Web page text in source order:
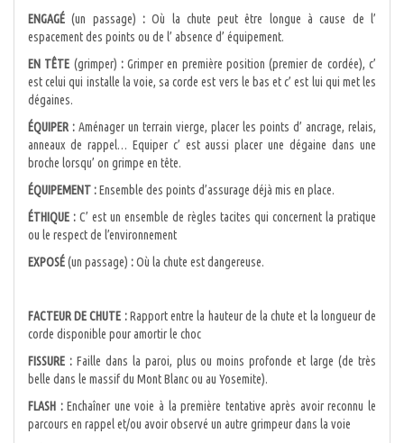
ENGAGÉ (un passage) :Où la chute peut être longue à cause de l’
espacement des points ou de l’ absence d’ équipement.
EN TÊTE (grimper) :Grimper en première position (premier de cordée), c’
est celui qui installe la voie, sa corde est vers le bas et c’ est lui qui met les
dégaines.
ÉQUIPER : Aménager un terrain vierge, placer les points d’ ancrage, relais,
anneaux de rappel… Equiper c’ est aussi placer une dégaine dans une
broche lorsqu’ on grimpe en tête.
ÉQUIPEMENT :Ensemble des points d’assurage déjà mis en place.
ÉTHIQUE : C’ est un ensemble de règles tacites qui concernent la pratique
ou le respect de l’environnement
EXPOSÉ(un passage) :Où la chute est dangereuse.
FACTEUR DE CHUTE :Rapport entre la hauteur de la chute et la longueur de
corde disponible pour amortir le choc
FISSURE :Faille dans la paroi, plus ou moins profonde et large (de très
belle dans le massif du Mont Blanc ou au Yosemite).
FLASH :Enchaîner une voie à la première tentative après avoir reconnu le
parcours en rappel et/ou avoir observé un autre grimpeur dans la voie